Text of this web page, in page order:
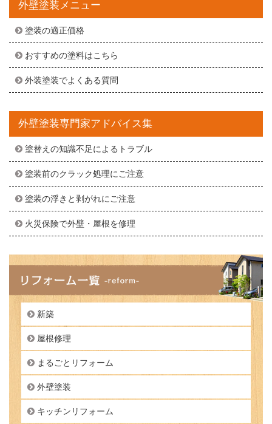
外壁塗装メニュー
塗装の適正価格
おすすめの塗料はこちら
外装塗装でよくある質問
外壁塗装専門家アドバイス集
塗替えの知識不足によるトラブル
塗装前のクラック処理にご注意
塗装の浮きと剥がれにご注意
火災保険で外壁・屋根を修理
新築
屋根修理
まるごとリフォーム
外壁塗装
キッチンリフォーム